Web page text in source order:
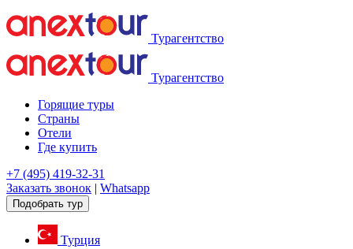
Турагентство
Турагентство
Горящие туры
Страны
Отели
Где купить
+7 (495) 419-32-31
Заказать звонок | Whatsapp
Подобрать тур
Турция